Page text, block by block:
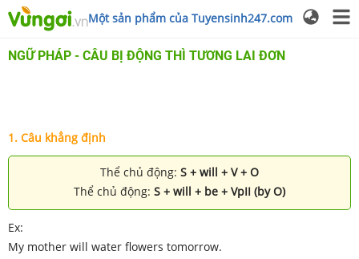
Một sản phẩm của Tuyensinh247.com
NGỮ PHÁP - CÂU BỊ ĐỘNG THÌ TƯƠNG LAI ĐƠN
1. Câu khẳng định
Thể chủ động: S + will + V + O
Thể chủ động: S + will + be + VpII (by O)
Ex:
My mother will water flowers tomorrow.